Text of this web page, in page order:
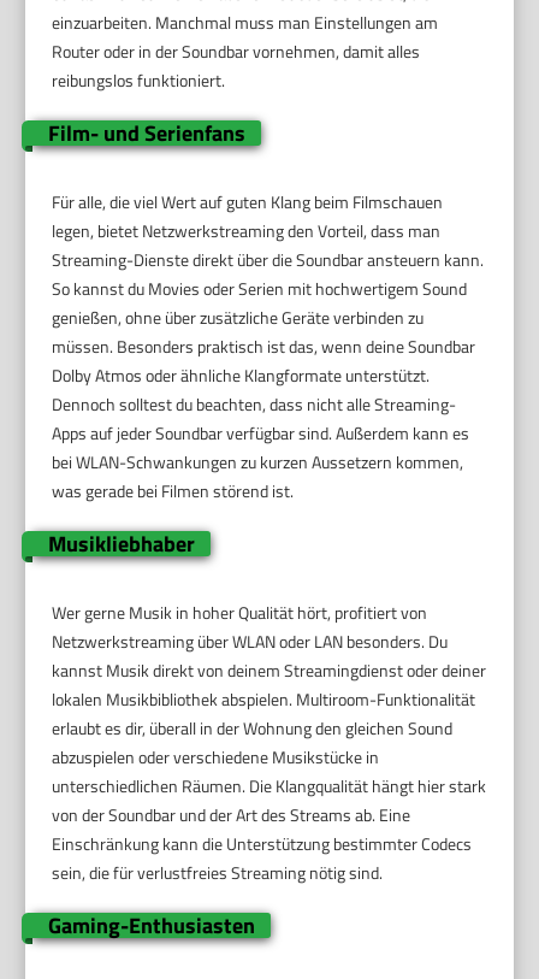
einzuarbeiten. Manchmal muss man Einstellungen am
Router oder in der Soundbar vornehmen, damit alles
reibungslos funktioniert.
Film- und Serienfans
Für alle, die viel Wert auf guten Klang beim Filmschauen
legen, bietet Netzwerkstreaming den Vorteil, dass man
Streaming-Dienste direkt über die Soundbar ansteuern kann.
So kannst du Movies oder Serien mit hochwertigem Sound
genießen, ohne über zusätzliche Geräte verbinden zu
müssen. Besonders praktisch ist das, wenn deine Soundbar
Dolby Atmos oder ähnliche Klangformate unterstützt.
Dennoch solltest du beachten, dass nicht alle Streaming-
Apps auf jeder Soundbar verfügbar sind. Außerdem kann es
bei WLAN-Schwankungen zu kurzen Aussetzern kommen,
was gerade bei Filmen störend ist.
Musikliebhaber
Wer gerne Musik in hoher Qualität hört, profitiert von
Netzwerkstreaming über WLAN oder LAN besonders. Du
kannst Musik direkt von deinem Streamingdienst oder deiner
lokalen Musikbibliothek abspielen. Multiroom-Funktionalität
erlaubt es dir, überall in der Wohnung den gleichen Sound
abzuspielen oder verschiedene Musikstücke in
unterschiedlichen Räumen. Die Klangqualität hängt hier stark
von der Soundbar und der Art des Streams ab. Eine
Einschränkung kann die Unterstützung bestimmter Codecs
sein, die für verlustfreies Streaming nötig sind.
Gaming-Enthusiasten